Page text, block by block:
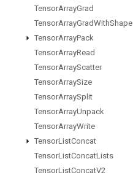
TensorArrayGrad
TensorArrayGradWithShape
TensorArrayPack
TensorArrayRead
TensorArrayScatter
TensorArraySize
TensorArraySplit
TensorArrayUnpack
TensorArrayWrite
TensorListConcat
TensorListConcatLists
TensorListConcatV2